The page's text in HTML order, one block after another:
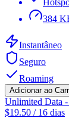
384
Instantâneo
Seguro
Roaming
Adicionar ao
Unlimited Data
$19.50 / 16 dias